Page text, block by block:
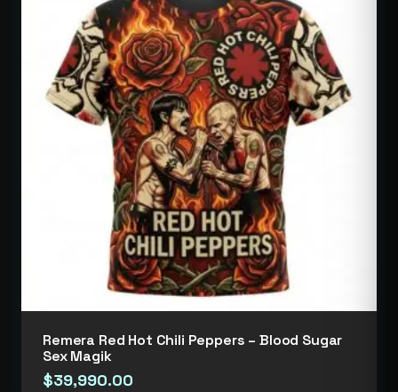
Remera Red Hot Chili Peppers – Blood Sugar
Sex Magik
$39,990.00